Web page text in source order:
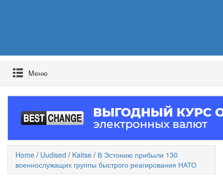
Mеню
Home / Uudised / Kaitse / В Эстонию прибыли 130
военнослужащих группы быстрого реагирования НАТО